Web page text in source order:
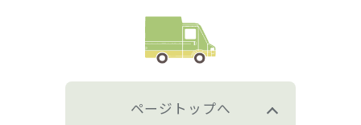
ページトップへ